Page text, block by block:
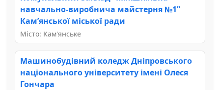
навчально-виробнича майстерня №1”
Кам’янської міської ради
Місто: Кам'янське
Машинобудівний коледж Дніпровського
національного університету імені Олеся
Гончара